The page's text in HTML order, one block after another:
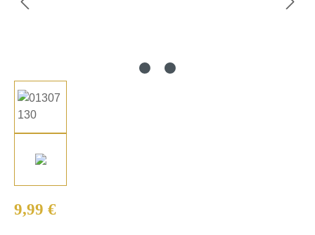
Regulärer Preis:
9,99 €